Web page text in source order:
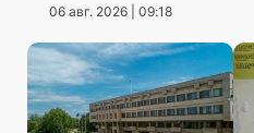
06 авг. 2026 | 09:18